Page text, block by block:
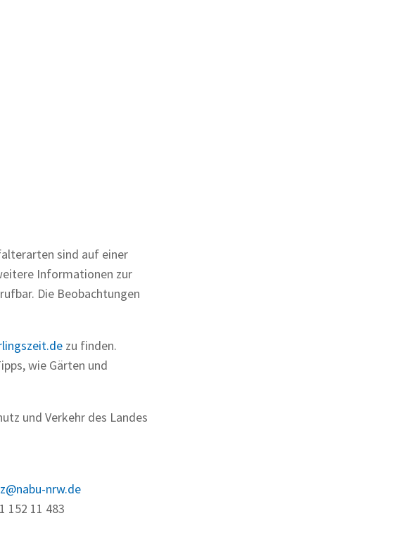
sind auf einer
Informationen zur
Die Beobachtungen
zu finden.
wie Gärten und
und Verkehr des Landes
nrw.de
152 11 483